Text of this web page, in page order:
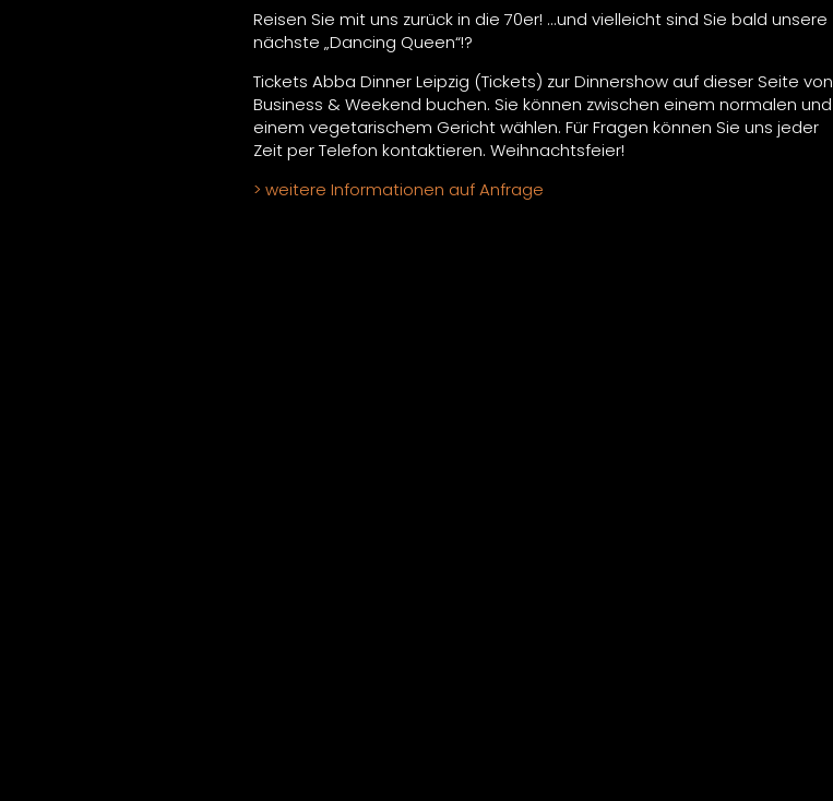
Reisen Sie mit uns zurück in die 70er! ...und vielleicht sind Sie bald unsere
nächste „Dancing Queen“!?
Tickets Abba Dinner Leipzig (Tickets) zur Dinnershow auf dieser Seite von
Business & Weekend buchen. Sie können zwischen einem normalen und
einem vegetarischem Gericht wählen. Für Fragen können Sie uns jeder
Zeit per Telefon kontaktieren. Weihnachtsfeier!
weitere Informationen auf Anfrage